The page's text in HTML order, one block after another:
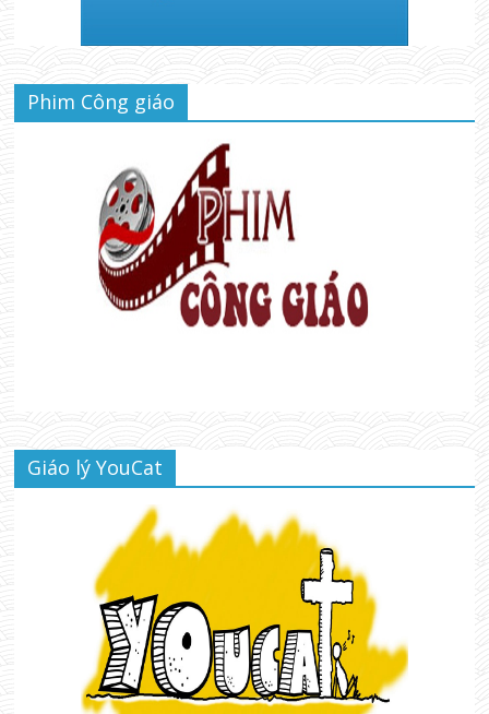
Phim Công giáo
Giáo lý YouCat